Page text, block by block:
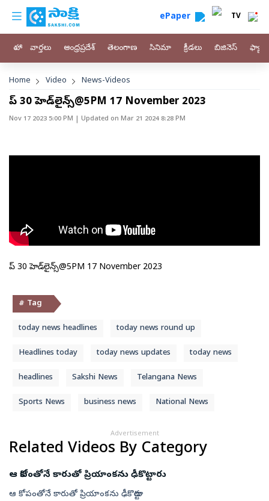
Skip to main content
custom menu ePaper TV
హోం వార్తలు ఆంధ్రప్రదేశ్ తెలంగాణ సినిమా క్రీడలు బిజినెస్
Breadcrumb
Home Video News-Videos
టాప్ 30 హెడ్‌లైన్స్@5PM 17 November 2023
Nov 17 2023 5:00 PM | Updated on Mar 21 2024 8:28 PM
టాప్ 30 హెడ్‌లైన్స్@5PM 17 November 2023
# Tag
today news headlines today news round up
Headlines today today news updates today news
headlines Sakshi News Telangana News
Sports News business news National News
Advertisement
Related Videos By Category
ఆ కోపంతోనే కారుతో ప్రియాంకను ఢీకొట్టారు
ఆ కోపంతోనే కారుతో ప్రియాంకను ఢీకొట్టారు